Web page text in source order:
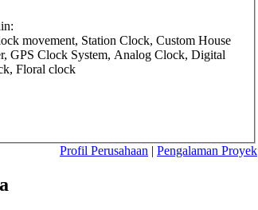
movement, Station Clock, Custom House
GPS Clock System, Analog Clock, Digital
Floral clock
Profil Perusahaan | Pengalaman Proyek